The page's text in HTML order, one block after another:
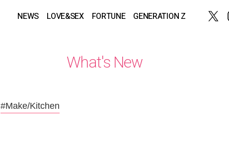
NEWS LOVE&SEX FORTUNE GENERATION Z
What's New
#Make/Kitchen